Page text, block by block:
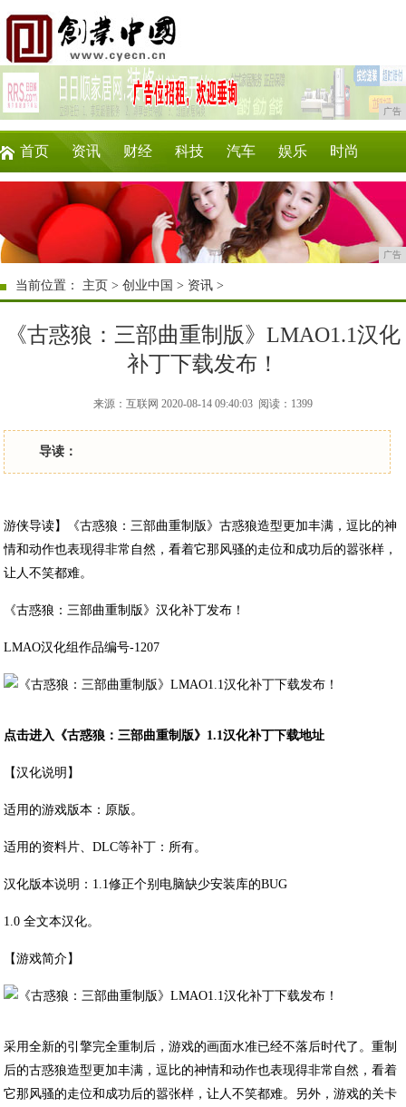
广告
首页 资讯 财经 科技 汽车 娱乐 时尚
游戏 美食 商讯 消费 购物
广告
当前位置： 主页 >创业中国 > 资讯 >
《古惑狼：三部曲重制版》LMAO1.1汉化
补丁下载发布！
来源：互联网 2020-08-14 09:40:03 阅读：1399
导读：
游侠导读】《古惑狼：三部曲重制版》古惑狼造型更加丰满，逗比的神
情和动作也表现得非常自然，看着它那风骚的走位和成功后的嚣张样，
让人不笑都难。
《古惑狼：三部曲重制版》汉化补丁发布！
LMAO汉化组作品编号-1207
点击进入《古惑狼：三部曲重制版》1.1汉化补丁下载地址
【汉化说明】
适用的游戏版本：原版。
适用的资料片、DLC等补丁：所有。
汉化版本说明：1.1修正个别电脑缺少安装库的BUG
1.0 全文本汉化。
【游戏简介】
采用全新的引擎完全重制后，游戏的画面水准已经不落后时代了。重制
后的古惑狼造型更加丰满，逗比的神情和动作也表现得非常自然，看着
它那风骚的走位和成功后的嚣张样，让人不笑都难。另外，游戏的关卡